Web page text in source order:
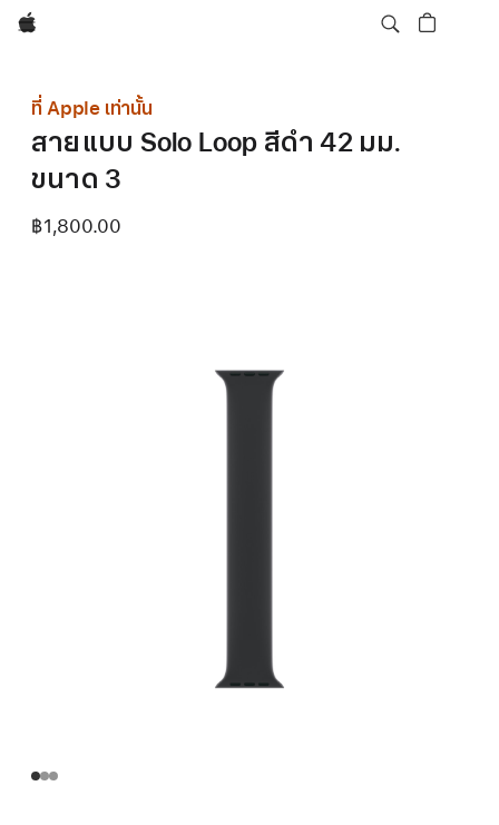
Apple
ที่ Apple เท่านั้น
สายแบบ Solo Loop สีดำ 42 มม.
ขนาด 3
฿1,800.00